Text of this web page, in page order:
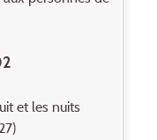
et les nuits